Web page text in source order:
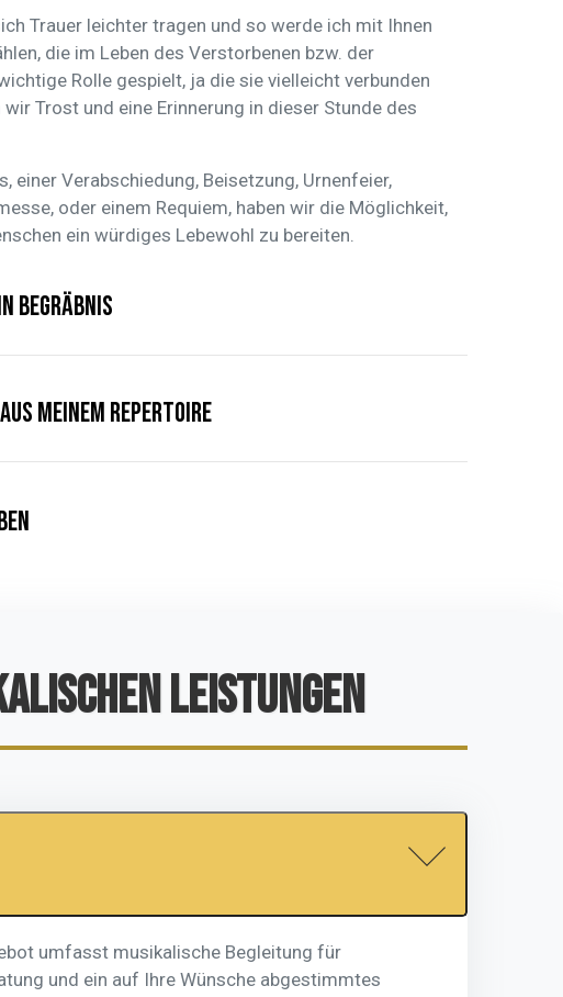
Trauer leichter tragen und so werde ich mit Ihnen
die im Leben des Verstorbenen bzw. der
Rolle gespielt, ja die sie vielleicht verbunden
Trost und eine Erinnerung in dieser Stunde des
einer Verabschiedung, Beisetzung, Urnenfeier,
oder einem Requiem, haben wir die Möglichkeit,
ein würdiges Lebewohl zu bereiten.
Begräbnis
meinem Repertoire
LEISTUNGEN
umfasst musikalische Begleitung für
und ein auf Ihre Wünsche abgestimmtes